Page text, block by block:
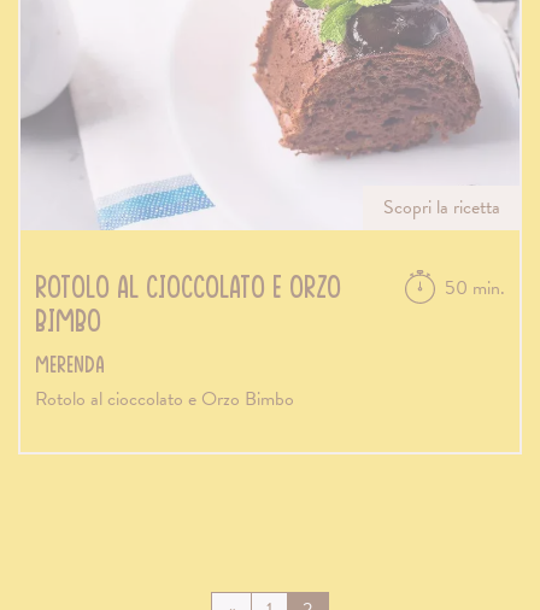
Scopri la ricetta
Rotolo al cioccolato e Orzo
Bimbo
Merenda
50 min.
Rotolo al cioccolato e Orzo Bimbo